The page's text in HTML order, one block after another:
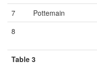
7
Pottemain
8
Table 3